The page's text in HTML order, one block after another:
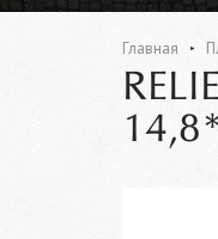
Главная